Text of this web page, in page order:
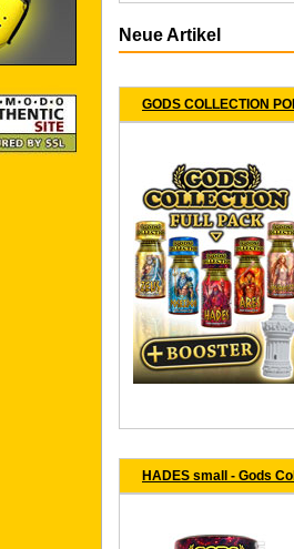
Neue Artikel
GODS COLLECTION
HADES small - Gods